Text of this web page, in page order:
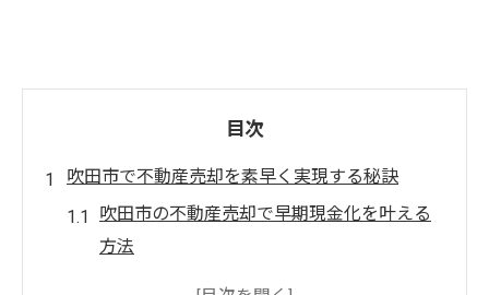
目次
吹田市で不動産売却を素早く実現する秘訣
吹田市の不動産売却で早期現金化を叶える
方法
不動産買取を活用した吹田市の売却成功術